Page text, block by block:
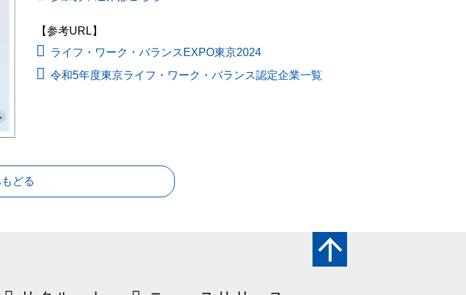
【参考URL】
ライフ・ワーク・バランスEXPO東京2024
令和5年度東京ライフ・ワーク・バランス認定企業一覧
どる